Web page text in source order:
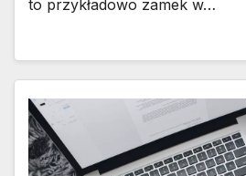
to przykładowo zamek w…